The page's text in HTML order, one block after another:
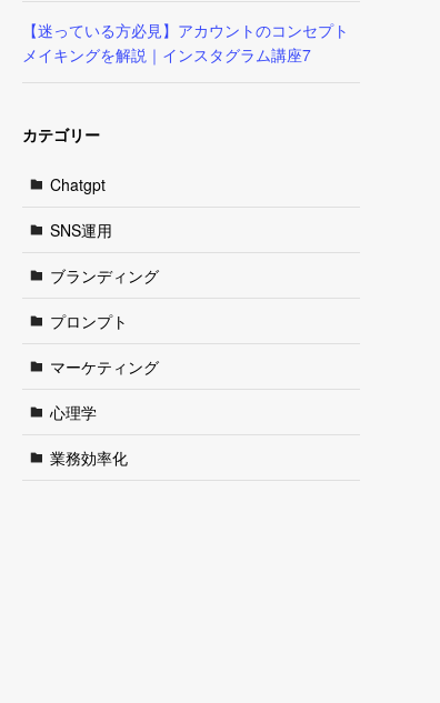
【迷っている方必見】アカウントのコンセプト
メイキングを解説｜インスタグラム講座7
カテゴリー
Chatgpt
SNS運用
ブランディング
プロンプト
マーケティング
心理学
業務効率化